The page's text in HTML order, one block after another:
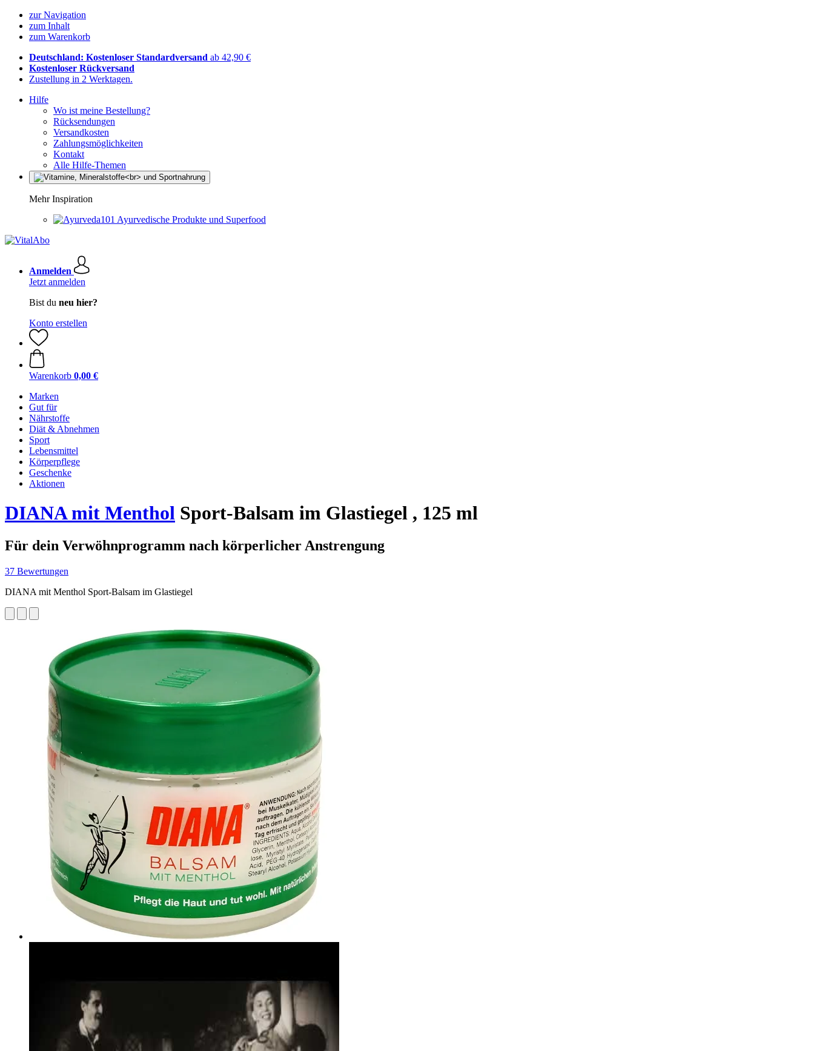
zur Navigation
zum Inhalt
zum Warenkorb
Deutschland: Kostenloser Standardversand ab 42,90 €
Kostenloser Rückversand
Zustellung in 2 Werktagen.
Hilfe
Wo ist meine Bestellung?
Rücksendungen
Versandkosten
Zahlungsmöglichkeiten
Kontakt
Alle Hilfe-Themen
Mehr Inspiration
Ayurvedische Produkte und Superfood
Anmelden
Jetzt anmelden
Bist du neu hier?
Konto erstellen
Warenkorb 0,00 €
Marken
Gut für
Nährstoffe
Diät & Abnehmen
Sport
Lebensmittel
Körperpflege
Geschenke
Aktionen
DIANA mit Menthol Sport-Balsam im Glastiegel , 125 ml
Für dein Verwöhnprogramm nach körperlicher Anstrengung
37 Bewertungen
DIANA mit Menthol Sport-Balsam im Glastiegel